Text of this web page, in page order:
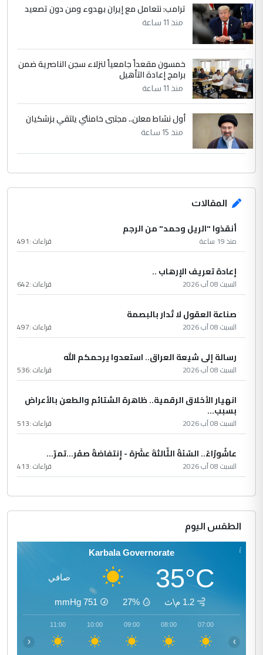
ترامب: نتعامل مع إيران بهدوء ومن دون تصعيد
منذ 11 ساعة
خمسون مقعداً جامعياً لنزلاء سجن الناصرية ضمن
برامج إعادة التأهيل
منذ 11 ساعة
أول نشاط معلن.. مجتبى خامنئي يلتقي بزشكيان
منذ 15 ساعة
المقالات
أنقذوا "الريل وحمد" من الرجم
منذ 19 ساعة قراءات :491
إعادة تعريف الإرهاب ..
السبت 08 آب 2026 قراءات :642
صناعة العقول لا تُدار بالبصمة
السبت 08 آب 2026 قراءات :497
رسالة إلى شيعة العراق.. استعدوا يرحمكم الله
السبت 08 آب 2026 قراءات :536
انهيار الأخلاق الرقمية.. ظاهرة الشتائم والطعن بالأعراض
بسبب...
السبت 08 آب 2026 قراءات :513
عاشُورْاءُ.. السّنَةُ الثّالثةَ عشَرَة - إِنتفاضةُ صفَر…تمرّ...
السبت 08 آب 2026 قراءات :413
الطقس اليوم
Karbala Governorate
35°C صافي
1.2 م\ث 27%
751
mmHg
07:00
08:00
09:00
10:00
11:00
‹ ›